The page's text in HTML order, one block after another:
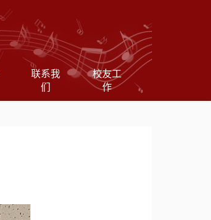
联系我
们
校友工
作